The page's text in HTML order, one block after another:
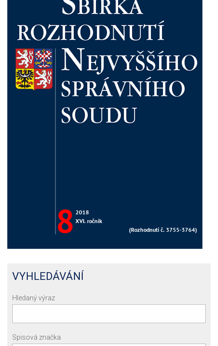
VYHLEDÁVÁNÍ
Hledaný výraz
Spisová značka